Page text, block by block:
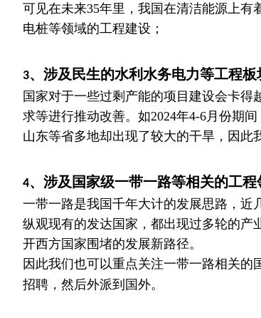
可见在未来35年里，我国在清洁能源上
电桩等领域的工程建设；
3、涉及民生的水利水务电力等工程板
国家对于一些过剩产能的项目建设会卡
求等进行推动改善。如2024年4-6月份期
山东等省多地却出现了较大的干旱，因此
4、涉及国家级一带一路等相关的工程
一带一路是我国千年大计的发展思路，近
纵观现有的发达国家，都出现过多轮的产
开西方国家围堵的发展新路径。
因此我们也可以重点关注一带一路相关
招聘，然后外派到国外。